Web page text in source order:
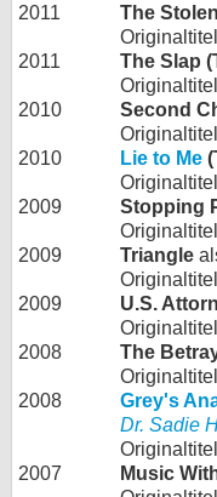
2011
The Stolen
2011
The Slap
2010
Second
2010
Lie to Me
2009
Stopping
2009
Triangle
2009
U.S.
2008
The
2008
Grey's
Dr. Sadie
2007
Music